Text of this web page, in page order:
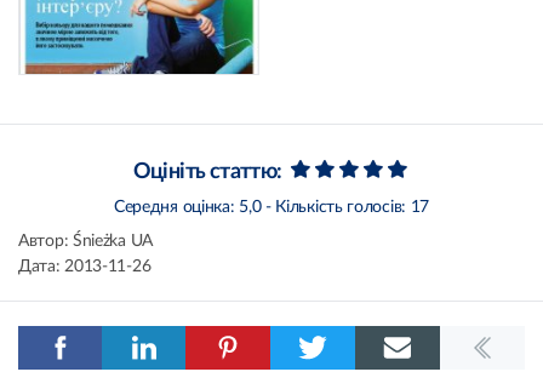
Оцініть статтю:
Середня оцінка: 5,0- Кількість голосів: 17
Автор: Śnieżka UA
Дата:2013-11-26